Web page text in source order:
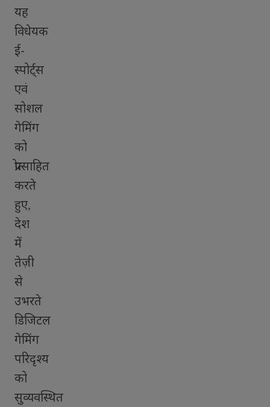
यह
विधेयक
ई-
स्पोर्ट्स
एवं
सोशल
गेमिंग
को
प्रोत्साहित
करते
हुए,
देश
में
तेज़ी
से
उभरते
डिजिटल
गेमिंग
परिदृश्य
को
सुव्यवस्थित